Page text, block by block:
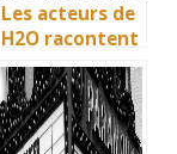
Les acteurs de
H2O racontent
: comment l’ile
de Mako a pris
vie en
Australie